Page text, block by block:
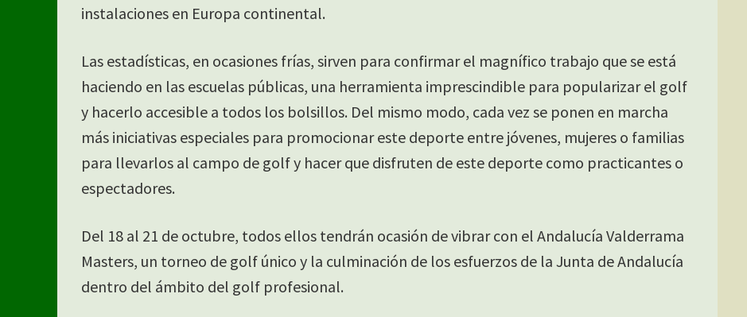
instalaciones en Europa continental.
Las estadísticas, en ocasiones frías, sirven para confirmar el magnífico trabajo que se está
haciendo en las escuelas públicas, una herramienta imprescindible para popularizar el golf
y hacerlo accesible a todos los bolsillos. Del mismo modo, cada vez se ponen en marcha
más iniciativas especiales para promocionar este deporte entre jóvenes, mujeres o familias
para llevarlos al campo de golf y hacer que disfruten de este deporte como practicantes o
espectadores.
Del 18 al 21 de octubre, todos ellos tendrán ocasión de vibrar con el Andalucía Valderrama
Masters, un torneo de golf único y la culminación de los esfuerzos de la Junta de Andalucía
dentro del ámbito del golf profesional.